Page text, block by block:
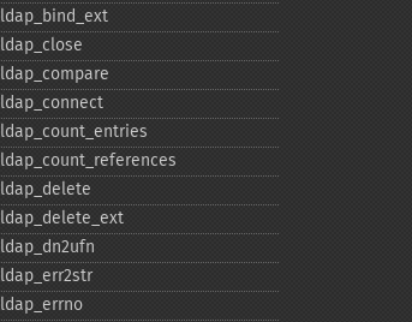
ldap_​bind_​ext
ldap_​close
ldap_​compare
ldap_​connect
ldap_​count_​entries
ldap_​count_​references
ldap_​delete
ldap_​delete_​ext
ldap_​dn2ufn
ldap_​err2str
ldap_​errno